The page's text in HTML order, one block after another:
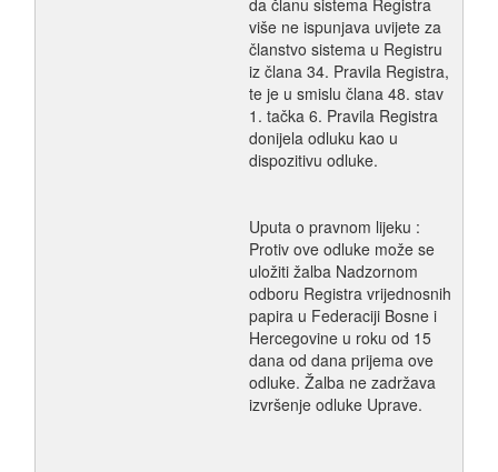
da članu sistema Registra
više ne ispunjava uvijete za
članstvo sistema u Registru
iz člana 34. Pravila Registra,
te je u smislu člana 48. stav
1. tačka 6. Pravila Registra
donijela odluku kao u
dispozitivu odluke.
Uputa o pravnom lijeku :
Protiv ove odluke može se
uložiti žalba Nadzornom
odboru Registra vrijednosnih
papira u Federaciji Bosne i
Hercegovine u roku od 15
dana od dana prijema ove
odluke. Žalba ne zadržava
izvršenje odluke Uprave.